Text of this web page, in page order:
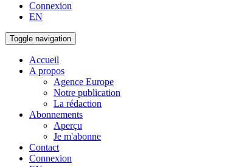
Connexion
EN
Toggle navigation
Accueil
A propos
Agence Europe
Notre publication
La rédaction
Abonnements
Aperçu
Je m'abonne
Contact
Connexion